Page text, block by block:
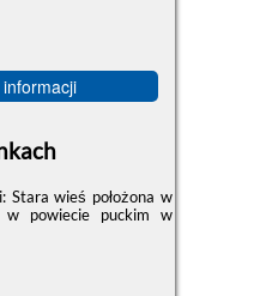
Stara wieś położona w
w powiecie puckim w